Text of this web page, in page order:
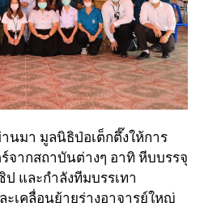
นมา มูลนิธิป่อเต็กตึ๊งให้การ
ากสถาบันต่างๆ อาทิ หีบบรรจุ
และกำลังทีมบรรเทา
เคลื่อนย้ายร่างอาจารย์ใหญ่